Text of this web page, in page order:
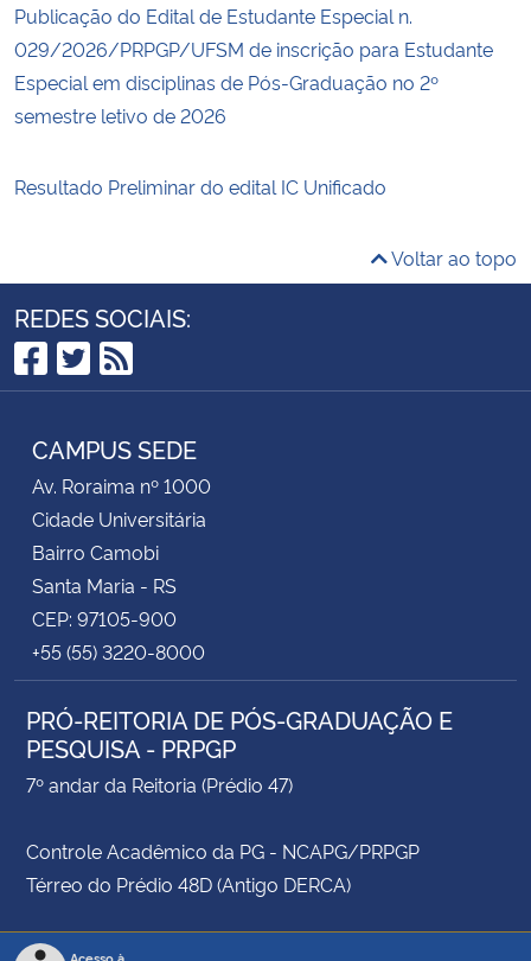
Publicação do Edital de Estudante Especial n.
029/2026/PRPGP/UFSM de inscrição para Estudante
Especial em disciplinas de Pós-Graduação no 2º
semestre letivo de 2026
Resultado Preliminar do edital IC Unificado
Voltar ao topo
REDES SOCIAIS:
Facebook
Twitter
RSS
CAMPUS SEDE
Av. Roraima nº 1000
Cidade Universitária
Bairro Camobi
Santa Maria - RS
CEP: 97105-900
+55 (55) 3220-8000
PRÓ-REITORIA DE PÓS-GRADUAÇÃO E
PESQUISA - PRPGP
7º andar da Reitoria (Prédio 47)
Controle Acadêmico da PG - NCAPG/PRPGP
Térreo do Prédio 48D (Antigo DERCA)